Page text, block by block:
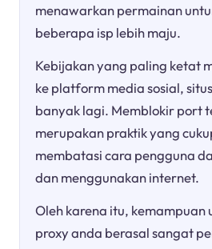
menawarkan permainan
beberapa isp lebih maju.
Kebijakan yang paling ketat
ke platform media sosial,
banyak lagi. Memblokir port
merupakan praktik yang
membatasi cara pengguna
dan menggunakan internet.
Oleh karena itu, kemampuan
proxy anda berasal sangat